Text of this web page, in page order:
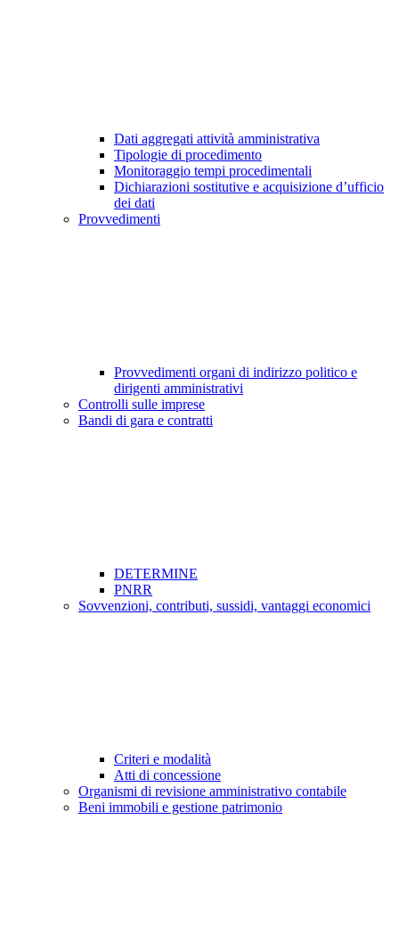
Dati aggregati attività amministrativa
Tipologie di procedimento
Monitoraggio tempi procedimentali
Dichiarazioni sostitutive e acquisizione d’ufficio
dei dati
Provvedimenti
Provvedimenti organi di indirizzo politico e
dirigenti amministrativi
Controlli sulle imprese
Bandi di gara e contratti
DETERMINE
PNRR
Sovvenzioni, contributi, sussidi, vantaggi economici
Criteri e modalità
Atti di concessione
Organismi di revisione amministrativo contabile
Beni immobili e gestione patrimonio